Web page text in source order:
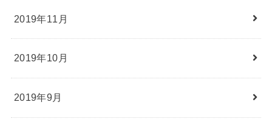
2019年11月
2019年10月
2019年9月